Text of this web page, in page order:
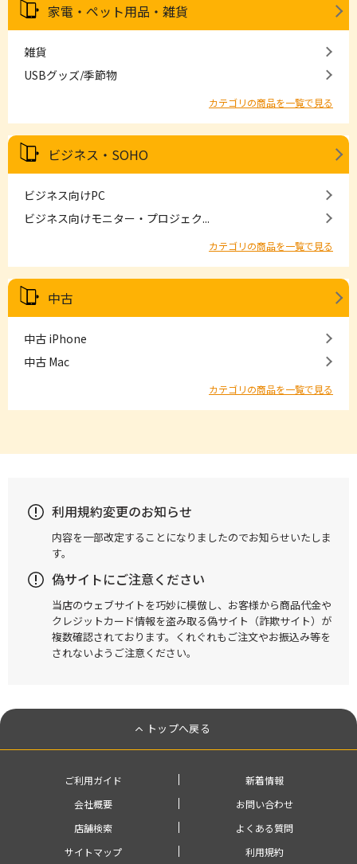
家電・ペット用品・雑貨
雑貨
USBグッズ/季節物
カテゴリの商品を一覧で見る
ビジネス・SOHO
ビジネス向けPC
ビジネス向けモニター・プロジェク...
カテゴリの商品を一覧で見る
中古
中古 iPhone
中古 Mac
カテゴリの商品を一覧で見る
利用規約変更のお知らせ
内容を一部改定することになりましたのでお知らせいたしま
す。
偽サイトにご注意ください
当店のウェブサイトを巧妙に模倣し、お客様から商品代金や
クレジットカード情報を盗み取る偽サイト（詐欺サイト）が
複数確認されております。くれぐれもご注文やお振込み等を
されないようご注意ください。
トップへ戻る
ご利用ガイド
新着情報
会社概要
お問い合わせ
店舗検索
よくある質問
サイトマップ
利用規約